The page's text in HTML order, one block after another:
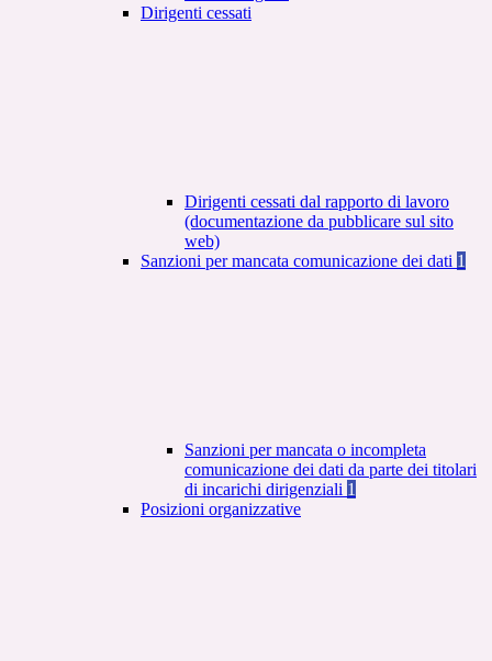
Dirigenti cessati
Dirigenti cessati dal rapporto di lavoro
(documentazione da pubblicare sul sito
web)
Sanzioni per mancata comunicazione dei dati 1
Sanzioni per mancata o incompleta
comunicazione dei dati da parte dei titolari
di incarichi dirigenziali 1
Posizioni organizzative